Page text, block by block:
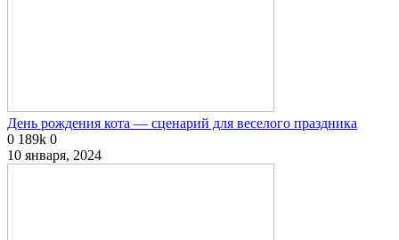
День рождения кота — сценарий для веселого праздника
0 189k 0
10 января, 2024